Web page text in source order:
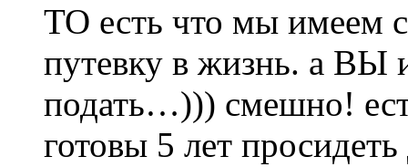
ТО есть что мы имеем
путевку в жизнь. а ВЫ
подать…))) смешно!
готовы 5 лет